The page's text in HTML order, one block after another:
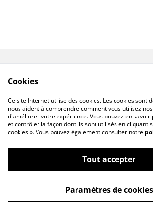
confidentialité
À propos de nous
©2026PL & Scents
powered
Cookies
Ce site Internet utilise des cookies. Les cookies sont
nous aident à comprendre comment vous utilisez
d'améliorer votre expérience. Vous pouvez en savoir
et contrôler la façon dont ils sont utilisés en cliquant
cookies ». Vous pouvez également consulter notre
Tout accepter
Paramètres de cookies